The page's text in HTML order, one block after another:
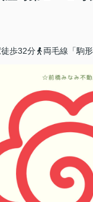
歩32分
両毛線「駒